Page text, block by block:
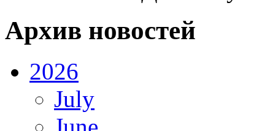
Архив новостей
2026
July